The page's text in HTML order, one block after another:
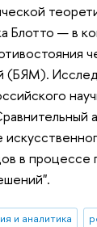
Блотто — в
(БЯМ).
в процессе
и аналитика